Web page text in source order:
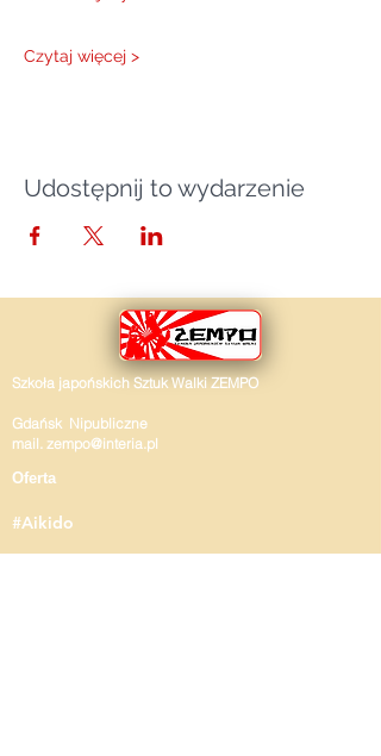
Czytaj więcej >
Udostępnij to wydarzenie
Szkoła japońskich Sztuk Walki ZEMPO
Gdańsk Nipubliczne
mail. zempo@interia.pl
Oferta
#Aikido